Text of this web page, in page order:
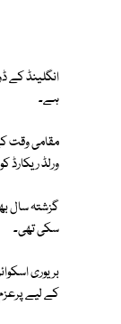
ہے۔
ورلڈ
سکی تھی۔
بریوری
کے لیے